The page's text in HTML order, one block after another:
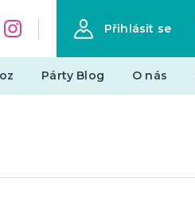
Přihlásit se
Párty Blog O nás